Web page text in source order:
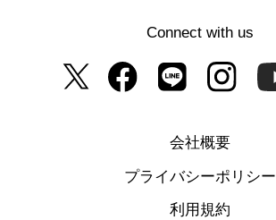
Connect with us
会社概要
プライバシーポリシー
利用規約